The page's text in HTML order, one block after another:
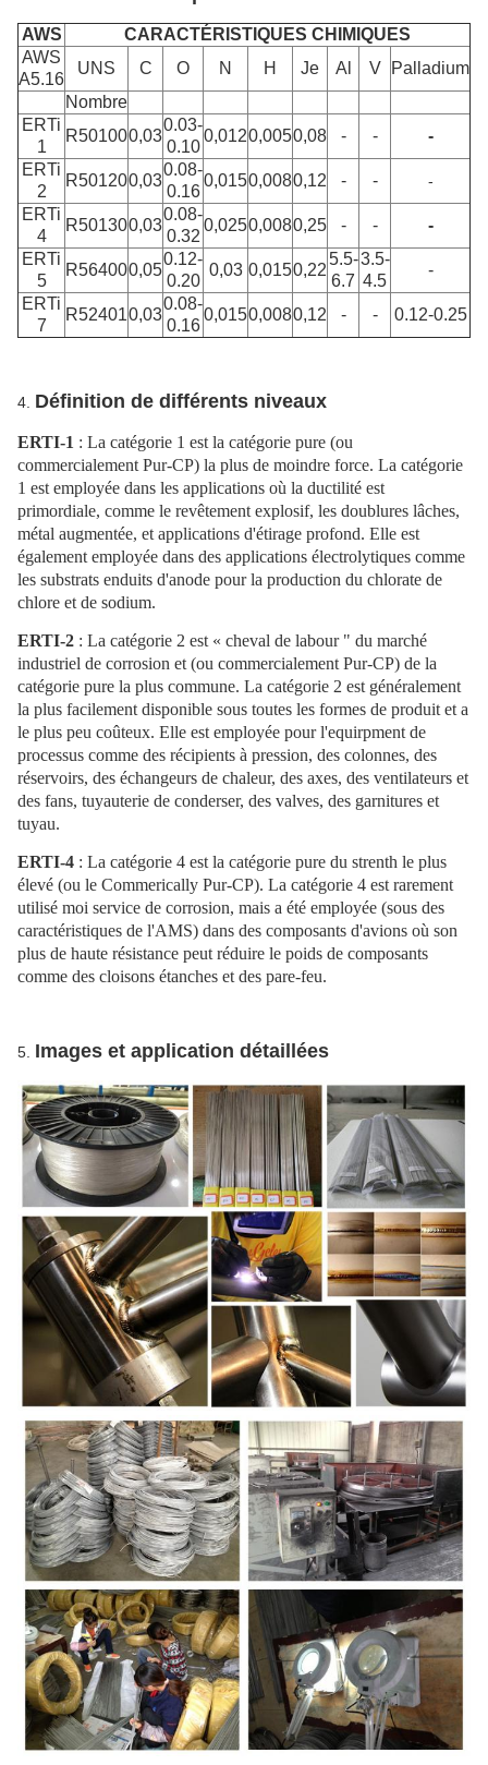
AWS
CARACTÉRISTIQUES CHIMIQUES
AWS
A5.16
UNS C O N H Je Al V
Palladium
Nombre
ERTi
1
R501000,03
0.03-
0.10
0,0120,0050,08 - -
-
ERTi
2
R501200,03
0.08-
0.16
0,0150,0080,12 - - -
ERTi
4
R501300,03
0.08-
0.32
0,0250,0080,25 - -
-
ERTi
5
R564000,05
0.12-
0.20
0,03 0,0150,22
5.5-
6.7
3.5-
4.5
-
ERTi
7
R524010,03
0.08-
0.16
0,0150,0080,12 - - 0.12-0.25
4. Définition de différents niveaux
ERTI-1 : La catégorie 1 est la catégorie pure (ou
commercialement Pur-CP) la plus de moindre force. La catégorie
1 est employée dans les applications où la ductilité est
primordiale, comme le revêtement explosif, les doublures lâches,
métal augmentée, et applications d'étirage profond. Elle est
également employée dans des applications électrolytiques comme
les substrats enduits d'anode pour la production du chlorate de
chlore et de sodium.
ERTI-2 : La catégorie 2 est « cheval de labour " du marché
industriel de corrosion et (ou commercialement Pur-CP) de la
catégorie pure la plus commune. La catégorie 2 est généralement
la plus facilement disponible sous toutes les formes de produit et a
le plus peu coûteux. Elle est employée pour l'equirpment de
processus comme des récipients à pression, des colonnes, des
réservoirs, des échangeurs de chaleur, des axes, des ventilateurs et
des fans, tuyauterie de conderser, des valves, des garnitures et
tuyau.
ERTI-4 : La catégorie 4 est la catégorie pure du strenth le plus
élevé (ou le Commerically Pur-CP). La catégorie 4 est rarement
utilisé moi service de corrosion, mais a été employée (sous des
caractéristiques de l'AMS) dans des composants d'avions où son
plus de haute résistance peut réduire le poids de composants
comme des cloisons étanches et des pare-feu.
5. Images et application détaillées